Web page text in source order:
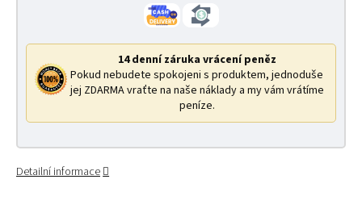
14 denní záruka vrácení peněz
Pokud nebudete spokojeni s produktem, jednoduše
jej ZDARMA vraťte na naše náklady a my vám vrátíme
peníze.
Detailní informace